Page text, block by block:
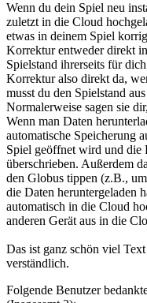
Wenn du dein Spiel neu
zuletzt in die Cloud
etwas in deinem Spiel
Korrektur entweder direkt
Spielstand ihrerseits für
Korrektur also direkt da,
musst du den Spielstand
Normalerweise sagen sie
Wenn man Daten
automatische Speicherung
Spiel geöffnet wird und die
überschrieben. Außerdem
den Globus tippen (z.B.,
die Daten heruntergeladen
automatisch in die Cloud
anderen Gerät aus in die
Das ist ganz schön viel Text
verständlich.
Folgende Benutzer